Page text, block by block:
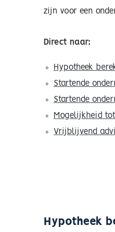
zijn voor een
Direct naar:
Hypotheek
Startende
Startende
Mogelijkheid
Vrijblijvend
Hypotheek